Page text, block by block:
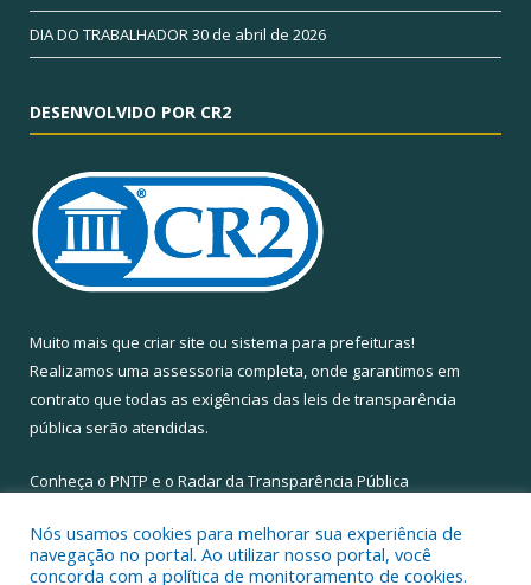
DIA DO TRABALHADOR30 de abril de 2026
DESENVOLVIDO POR CR2
Muito mais que criar site ou sistema para prefeituras!
Realizamos uma assessoria completa, onde garantimos em
contrato que todas as exigências das leis de transparência
pública serão atendidas.
Conheça o PNTP e o Radar da Transparência Pública
Nós usamos cookies para melhorar sua experiência de
navegação no portal. Ao utilizar nosso portal, você
concorda com a política de monitoramento de cookies.